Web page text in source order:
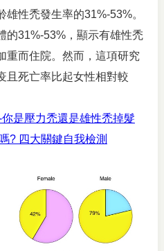
性禿發生率的31%-53%。
的31%-53%，顯示有雄性禿
重而住院。然而，這項研究
且死亡率比起女性相對較
是壓力禿還是雄性禿掉髮
? 四大關鍵自我檢測